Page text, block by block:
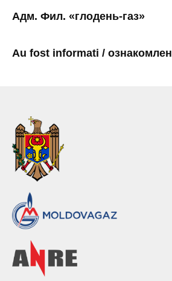
Адм. Фил. «глодень-газ»
Au fost informati / ознакомлен